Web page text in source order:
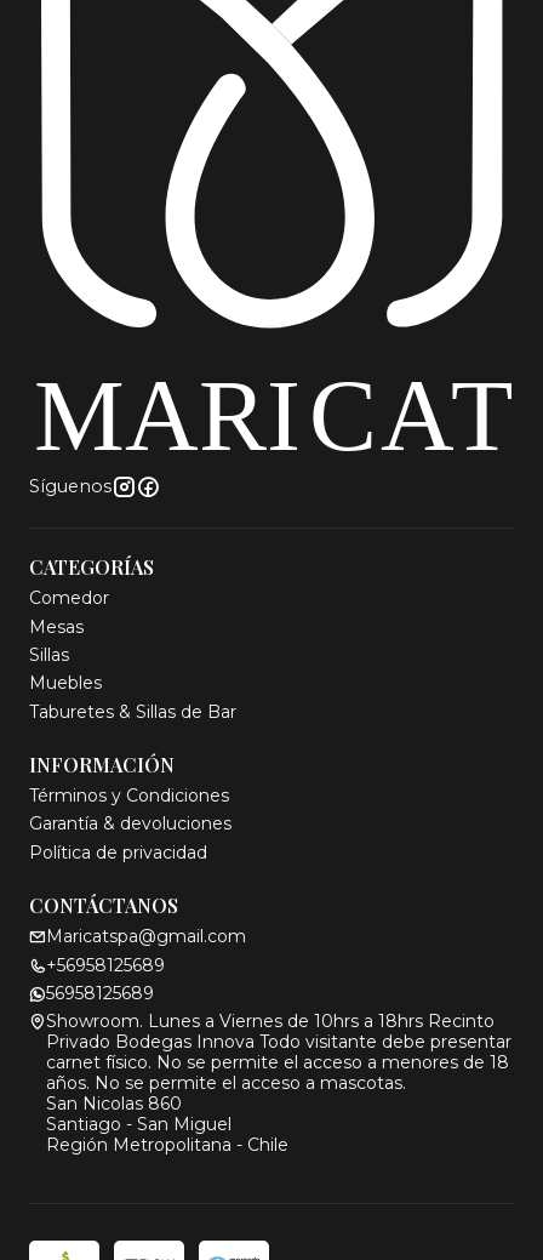
Síguenos
CATEGORÍAS
Comedor
Mesas
Sillas
Muebles
Taburetes & Sillas de Bar
INFORMACIÓN
Términos y Condiciones
Garantía & devoluciones
Política de privacidad
CONTÁCTANOS
Maricatspa@gmail.com
+56958125689
56958125689
Showroom. Lunes a Viernes de 10hrs a 18hrs Recinto
Privado Bodegas Innova Todo visitante debe presentar
carnet físico. No se permite el acceso a menores de 18
años. No se permite el acceso a mascotas.
San Nicolas 860
Santiago - San Miguel
Región Metropolitana - Chile